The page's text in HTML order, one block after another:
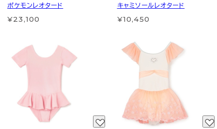
ポケモンレオタード
¥23,100
キャミソールレオタード
¥10,450